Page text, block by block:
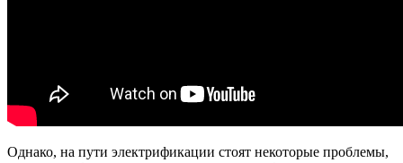
Однако, на пути электрификации стоят некоторые проблемы,